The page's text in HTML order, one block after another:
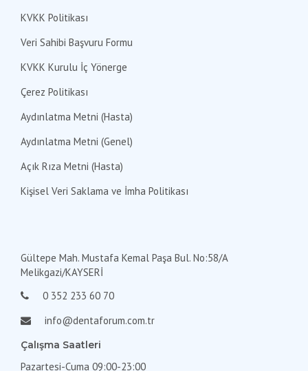
KVKK Politikası
Veri Sahibi Başvuru Formu
KVKK Kurulu İç Yönerge
Çerez Politikası
Aydınlatma Metni (Hasta)
Aydınlatma Metni (Genel)
Açık Rıza Metni (Hasta)
Kişisel Veri Saklama ve İmha Politikası
Gültepe Mah. Mustafa Kemal Paşa Bul. No:58/A
Melikgazi/KAYSERİ
0 352 233 60 70
info@dentaforum.com.tr
Çalışma Saatleri
Pazartesi-Cuma 09:00-23:00